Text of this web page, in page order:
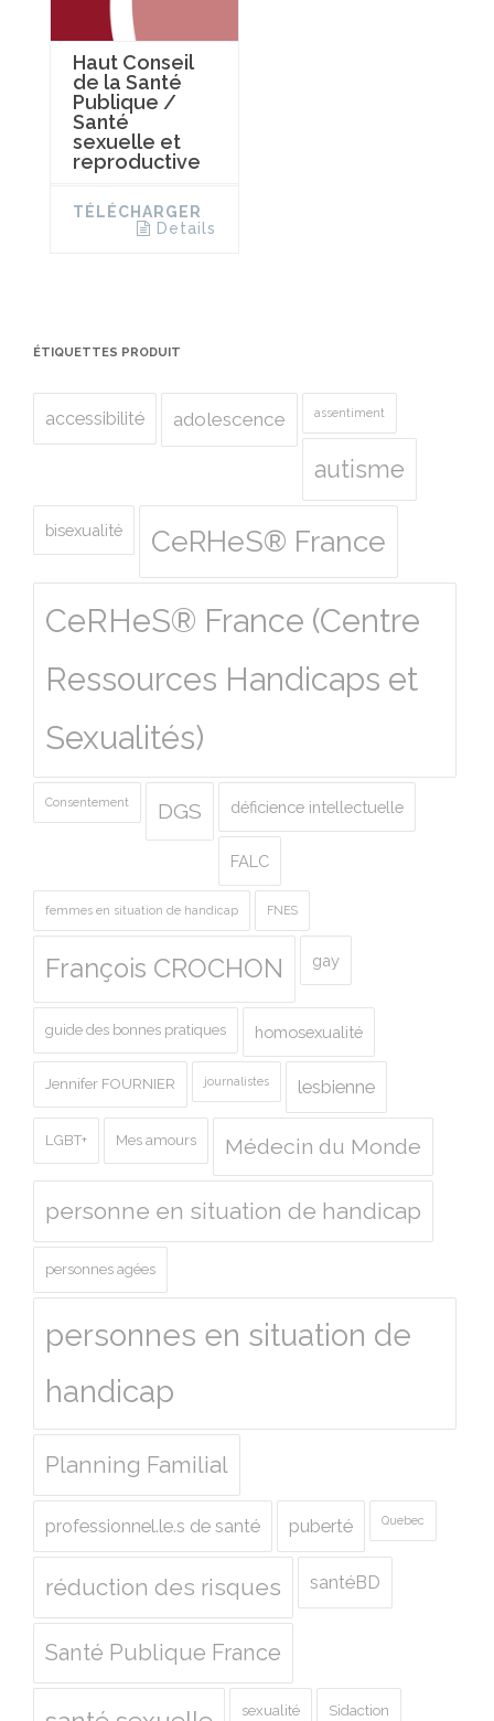
Haut Conseil
de la Santé
Publique /
Santé
sexuelle et
reproductive
TÉLÉCHARGER
Details
ÉTIQUETTES PRODUIT
accessibilité adolescence assentiment
autisme
bisexualité CeRHeS® France
CeRHeS® France (Centre
Ressources Handicaps et
Sexualités)
Consentement DGS déficience intellectuelle
FALC
femmes en situation de handicap FNES
François CROCHON gay
guide des bonnes pratiques homosexualité
Jennifer FOURNIER journalistes lesbienne
LGBT+ Mes amours Médecin du Monde
personne en situation de handicap
personnes agées
personnes en situation de
handicap
Planning Familial
professionnel.le.s de santé puberté Quebec
réduction des risques santéBD
Santé Publique France
sexualité Sidaction